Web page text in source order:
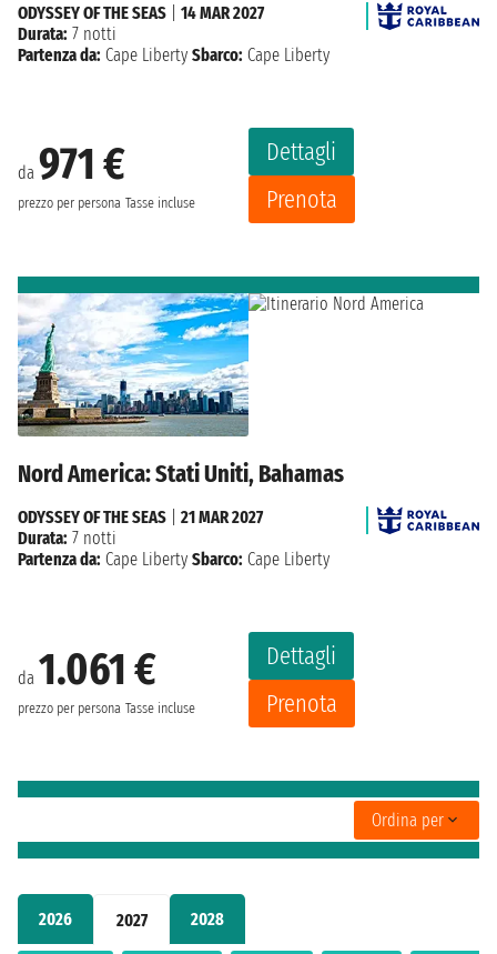
2026 2027 2028
da 971 €
prezzo per persona Tasse incluse
Dettagli
Prenota
ODYSSEY OF THE SEAS
14 MAR 2027
Durata: 7 notti
Partenza da: Cape Liberty Sbarco: Cape Liberty
Nord America: Stati Uniti, Bahamas
da 1.061 €
prezzo per persona Tasse incluse
Dettagli
Prenota
ODYSSEY OF THE SEAS
21 MAR 2027
Durata: 7 notti
Partenza da: Cape Liberty Sbarco: Cape Liberty
Ordina per